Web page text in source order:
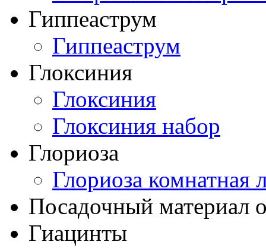
Гиппеаструм
Гиппеаструм
Глоксиния
Глоксиния
Глоксиния набор
Глориоза
Глориоза комнатная
Посадочный материал
Гиацинты